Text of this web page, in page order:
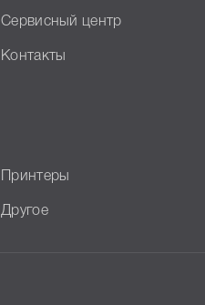
Сервисный центр
Контакты
Принтеры
Другое